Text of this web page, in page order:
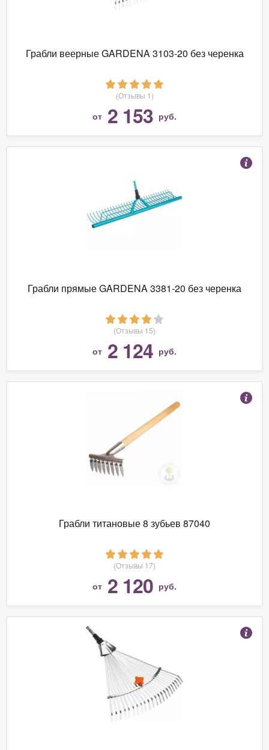
Грабли веерные GARDENA 3103-20 без черенка
(Отзывы 1)
от 2 153 руб.
Грабли прямые GARDENA 3381-20 без черенка
(Отзывы 15)
от 2 124 руб.
Грабли титановые 8 зубьев 87040
(Отзывы 17)
от 2 120 руб.